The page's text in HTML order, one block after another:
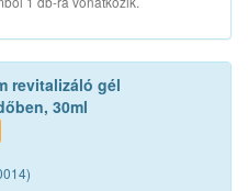
revitalizáló gél
30ml